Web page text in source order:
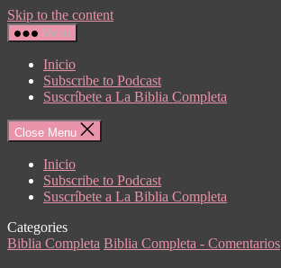
Skip to the content
Menu
Inicio
Subscribe to Podcast
Suscríbete a La Biblia Completa
Close Menu
Inicio
Subscribe to Podcast
Suscríbete a La Biblia Completa
Categories
Biblia Completa Biblia Completa - Comentarios